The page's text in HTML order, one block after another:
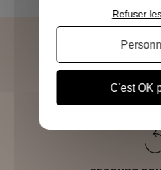
C'est OK
Refuser